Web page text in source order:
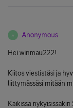
A Anonymous
Hei winmau222!
Kiitos viestistäsi ja
liittymässäsi mitään
Kaikissa